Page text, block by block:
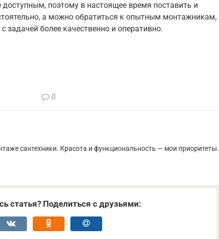
доступным, поэтому в настоящее время поставить и
а можно обратиться к опытным монтажникам,
задачей более качественно и оперативно.
0
сантехники. Красота и функциональность — мои приоритеты.
статья? Поделиться с друзьями: